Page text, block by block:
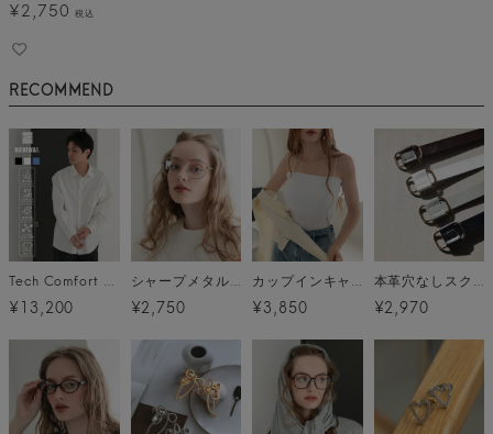
¥2,750 税込
RECOMMEND
Tech Comfort shirt (テックコンフォートシャツ) / 3カラー
¥13,200
シャープメタルグラス メール便
¥2,750
カップインキャミソール メール便
¥3,850
本革穴なしスクエアリングベルト メール便
¥2,970